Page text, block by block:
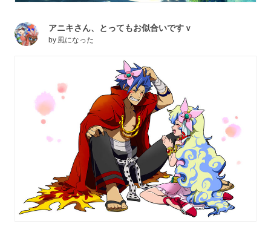
アニキさん、とってもお似合いですｖ
by 風になった